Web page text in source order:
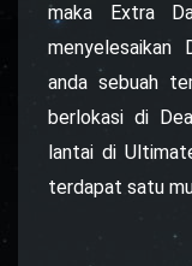
maka Extra
menyelesaikan
anda sebuah
berlokasi di
lantai di
terdapat satu